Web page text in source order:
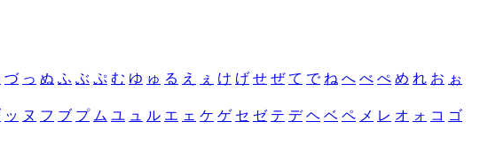
づ っ ぬ ふ ぶ ぷ む ゆ ゅ る え ぇ け げ せ ぜ て で ね へ べ ぺ め れ お ぉ
ッ ヌ フ ブ プ ム ユ ュ ル エ ェ ケ ゲ セ ゼ テ デ ヘ ベ ペ メ レ オ ォ コ ゴ